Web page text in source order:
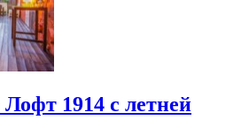
1914 с летней